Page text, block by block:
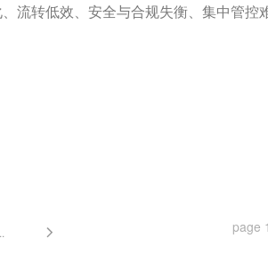
流转低效、安全与合规失衡、集中管控
page